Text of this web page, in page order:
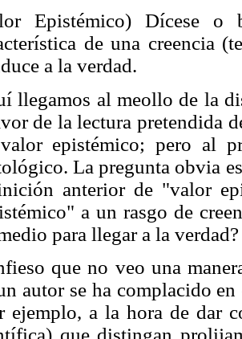
Epistémico) Dícese
de una creencia
a la verdad.
llegamos al meollo de la
de la lectura pretendida
epistémico; pero al
La pregunta obvia
anterior de "valor
a un rasgo de
para llegar a la verdad?
que no veo una
autor se ha complacido
ejemplo, a la hora de dar
que distingan